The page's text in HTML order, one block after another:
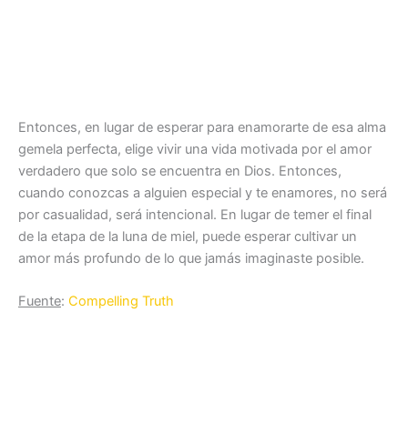
Entonces, en lugar de esperar para enamorarte de esa alma
gemela perfecta, elige vivir una vida motivada por el amor
verdadero que solo se encuentra en Dios. Entonces,
cuando conozcas a alguien especial y te enamores, no será
por casualidad, será intencional. En lugar de temer el final
de la etapa de la luna de miel, puede esperar cultivar un
amor más profundo de lo que jamás imaginaste posible.
Fuente: Compelling Truth